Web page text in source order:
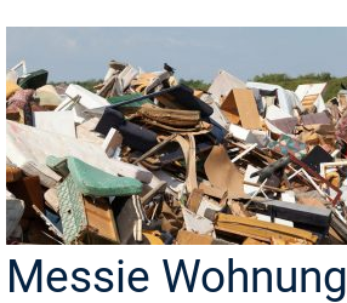
Messie Wohnung